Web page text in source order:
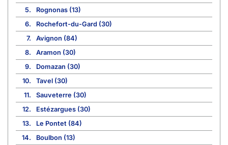
5.
Rognonas (13)
6.
Rochefort-du-Gard (30)
7.
Avignon (84)
8.
Aramon (30)
9.
Domazan (30)
10.
Tavel (30)
11.
Sauveterre (30)
12.
Estézargues (30)
13.
Le Pontet (84)
14.
Boulbon (13)